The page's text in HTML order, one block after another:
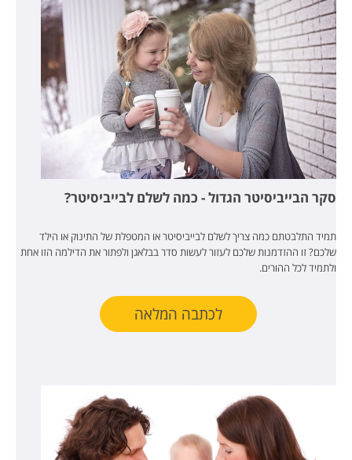
סקר הבייביסיטר הגדול - כמה לשלם לבייביסיטר?
תמיד התלבטתם כמה צריך לשלם לבייביסיטר או המטפלת של התינוק או הילד
שלכם? זו ההזדמנות שלכם לעזור לעשות סדר בבלאגן ולפתור את הדילמה הזו אחת
ולתמיד לכל ההורים.
לכתבה המלאה